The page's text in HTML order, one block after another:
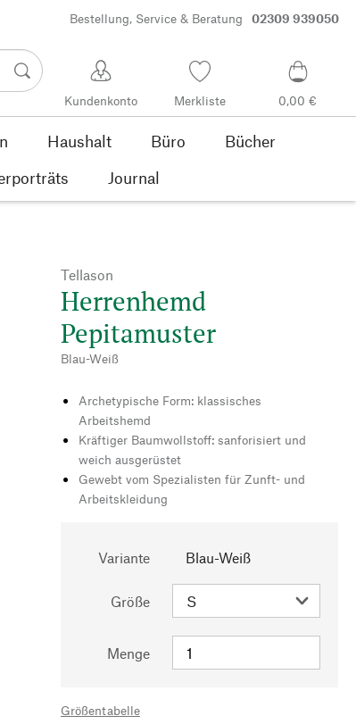
Bestellung, Service & Beratung 02309 939050
Kundenkonto Merkliste 0,00 €
Haushalt Büro
Bücher
Journal
Tellason
Herrenhemd
Pepitamuster
Blau-Weiß
Archetypische Form: klassisches
Arbeitshemd
Kräftiger Baumwollstoff: sanforisiert und
weich ausgerüstet
Gewebt vom Spezialisten für Zunft- und
Arbeitskleidung
Variante Blau-Weiß
Größe
Menge
Größentabelle